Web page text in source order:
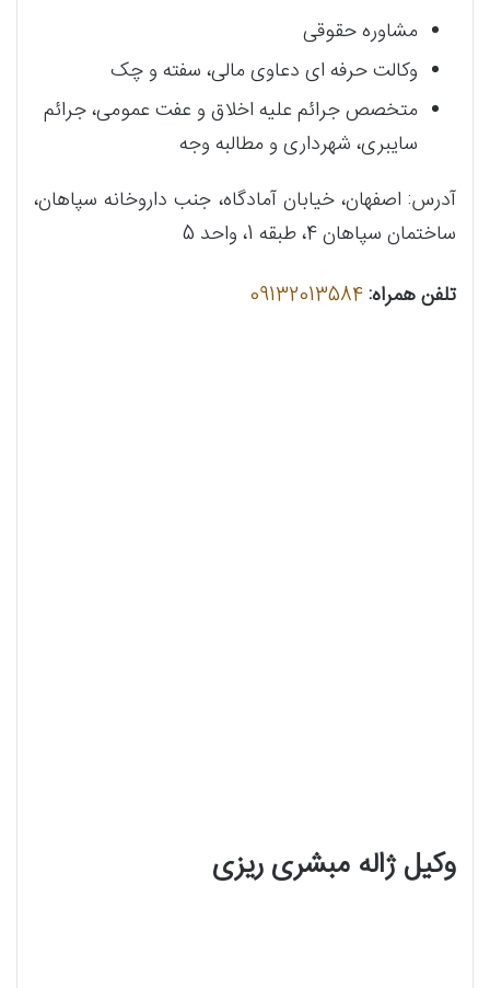
مشاوره حقوقی
وکالت حرفه ای دعاوی مالی، سفته و چک
متخصص جرائم علیه اخلاق و عفت عمومی، جرائم
سایبری، شهرداری و مطالبه وجه
آدرس: اصفهان، خیابان آمادگاه، جنب داروخانه سپاهان،
ساختمان سپاهان 4، طبقه 1، واحد 5
تلفن همراه:09132013584
وکیل ژاله مبشری ریزی